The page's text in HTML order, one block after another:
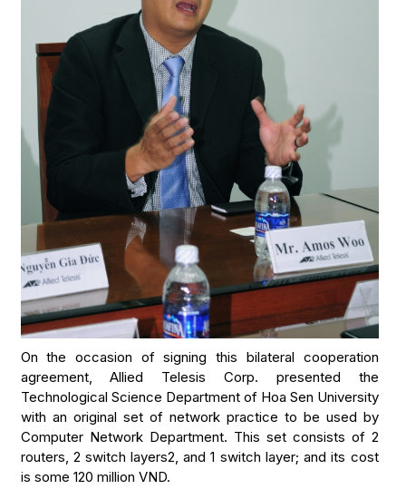
On the occasion of signing this bilateral cooperation
agreement, Allied Telesis Corp. presented the
Technological Science Department of Hoa Sen University
with an original set of network practice to be used by
Computer Network Department. This set consists of 2
routers, 2 switch layers2, and 1 switch layer; and its cost
is some 120 million VND.